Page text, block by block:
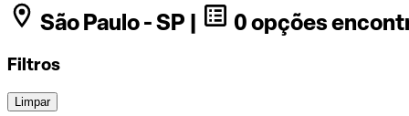
São Paulo - SP |
0 opções
Filtros
Limpar